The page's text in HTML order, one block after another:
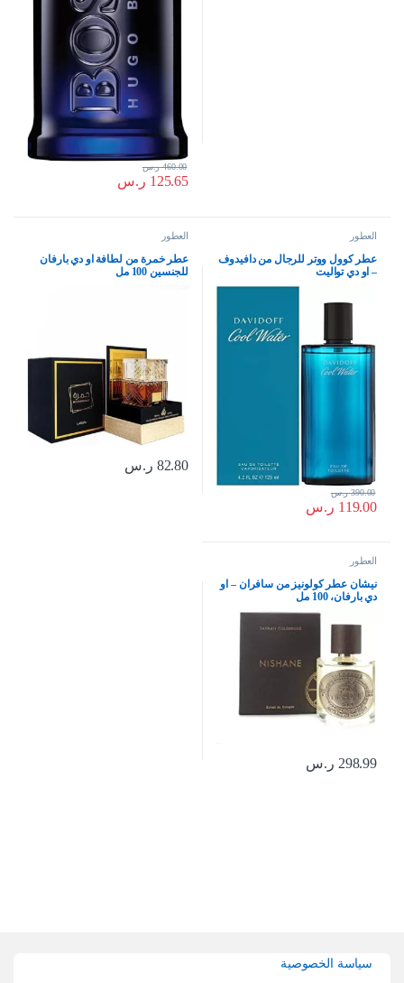
125.65 ر.س
460.00 ر.س
العطور
عطر كوول ووتر للرجال من دافيدوف
– او دي تواليت
119.00 ر.س
390.00 ر.س
العطور
عطر خمرة من لطافة او دي بارفان
للجنسين 100 مل
82.80 ر.س
العطور
نيشان عطر كولونيز من سافران – او
دي بارفان، 100 مل
298.99 ر.س
سياسة الخصوصية